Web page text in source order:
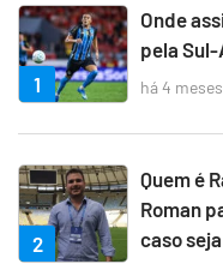
1
Onde
pela
há 4 meses
2
Quem é
Roman
caso